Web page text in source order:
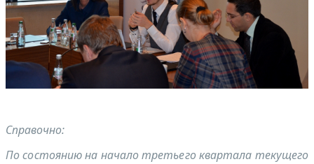
Справочно:
По состоянию на начало третьего квартала текущего